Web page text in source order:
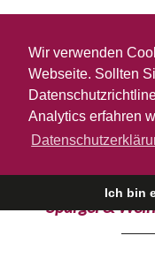
Wir verwenden
Webseite. Sollten
Analytics erfahren
Ich bin
Spargel &